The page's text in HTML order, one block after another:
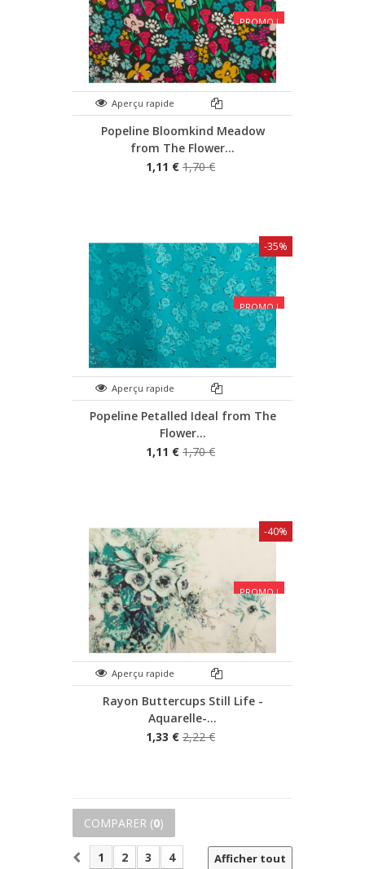
PROMO !
Aperçu rapide
Popeline Bloomkind Meadow
from The Flower...
1,11 € 1,70 €
PROMO !
Aperçu rapide
Popeline Petalled Ideal from The
Flower...
1,11 € 1,70 €
-35%
PROMO !
Aperçu rapide
Rayon Buttercups Still Life -
Aquarelle-...
1,33 € 2,22 €
-40%
COMPARER (0)
Afficher tout
1 2 3 4